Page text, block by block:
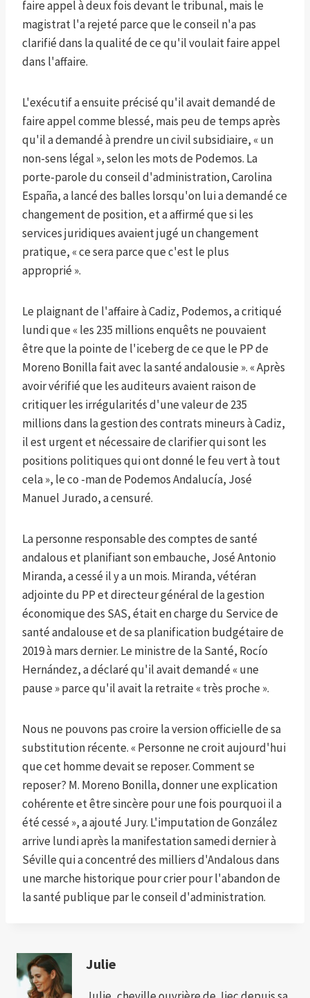
faire appel à deux fois devant le tribunal, mais le
magistrat l'a rejeté parce que le conseil n'a pas
clarifié dans la qualité de ce qu'il voulait faire appel
dans l'affaire.
L'exécutif a ensuite précisé qu'il avait demandé de
faire appel comme blessé, mais peu de temps après
qu'il a demandé à prendre un civil subsidiaire, « un
non-sens légal », selon les mots de Podemos. La
porte-parole du conseil d'administration, Carolina
España, a lancé des balles lorsqu'on lui a demandé ce
changement de position, et a affirmé que si les
services juridiques avaient jugé un changement
pratique, « ce sera parce que c'est le plus
approprié ».
Le plaignant de l'affaire à Cadiz, Podemos, a critiqué
lundi que « les 235 millions enquêts ne pouvaient
être que la pointe de l'iceberg de ce que le PP de
Moreno Bonilla fait avec la santé andalousie ». « Après
avoir vérifié que les auditeurs avaient raison de
critiquer les irrégularités d'une valeur de 235
millions dans la gestion des contrats mineurs à Cadiz,
il est urgent et nécessaire de clarifier qui sont les
positions politiques qui ont donné le feu vert à tout
cela », le co -man de Podemos Andalucía, José
Manuel Jurado, a censuré.
La personne responsable des comptes de santé
andalous et planifiant son embauche, José Antonio
Miranda, a cessé il y a un mois. Miranda, vétéran
adjointe du PP et directeur général de la gestion
économique des SAS, était en charge du Service de
santé andalouse et de sa planification budgétaire de
2019 à mars dernier. Le ministre de la Santé, Rocío
Hernández, a déclaré qu'il avait demandé « une
pause » parce qu'il avait la retraite « très proche ».
Nous ne pouvons pas croire la version officielle de sa
substitution récente. « Personne ne croit aujourd'hui
que cet homme devait se reposer. Comment se
reposer? M. Moreno Bonilla, donner une explication
cohérente et être sincère pour une fois pourquoi il a
été cessé », a ajouté Jury. L'imputation de González
arrive lundi après la manifestation samedi dernier à
Séville qui a concentré des milliers d'Andalous dans
une marche historique pour crier pour l'abandon de
la santé publique par le conseil d'administration.
Julie